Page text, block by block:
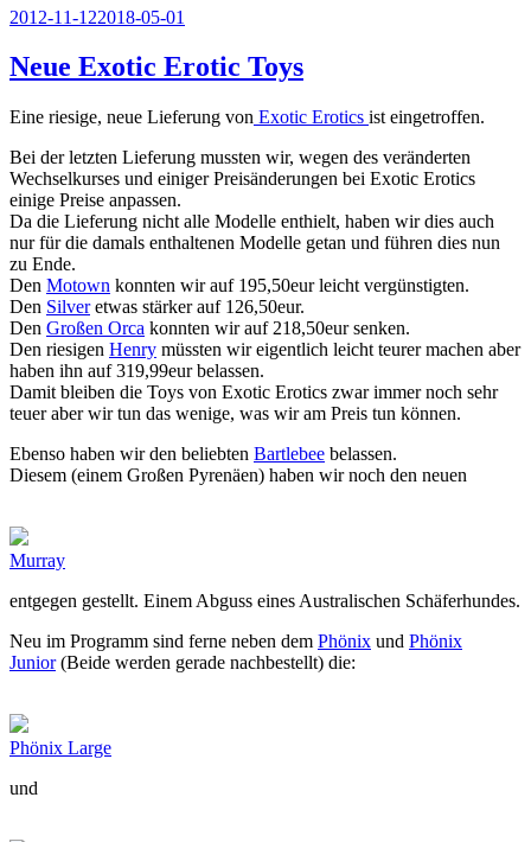
Veröffentlicht
2012-11-122018-05-01
Neue Exotic Erotic Toys
Eine riesige, neue Lieferung von Exotic Erotics ist eingetroffen.
Bei der letzten Lieferung mussten wir, wegen des veränderten
Wechselkurses und einiger Preisänderungen bei Exotic Erotics
einige Preise anpassen.
Da die Lieferung nicht alle Modelle enthielt, haben wir dies auch
nur für die damals enthaltenen Modelle getan und führen dies nun
zu Ende.
Den Motown konnten wir auf 195,50eur leicht vergünstigten.
Den Silveretwas stärker auf 126,50eur.
Den Großen Orca konnten wir auf 218,50eur senken.
Den riesigen Henry müssten wir eigentlich leicht teurer machen aber
haben ihn auf 319,99eur belassen.
Damit bleiben die Toys von Exotic Erotics zwar immer noch sehr
teuer aber wir tun das wenige, was wir am Preis tun können.
Ebenso haben wir den beliebten Bartlebee belassen.
Diesem (einem Großen Pyrenäen) haben wir noch den neuen
Murray
entgegen gestellt. Einem Abguss eines Australischen Schäferhundes.
Neu im Programm sind ferne neben dem Phönix und Phönix
Junior(Beide werden gerade nachbestellt) die:
Phönix Large
und